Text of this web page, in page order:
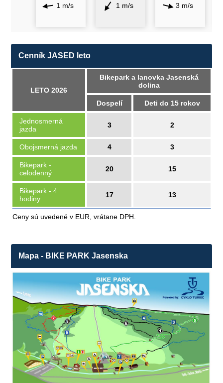
1 m/s 1 m/s 3 m/s
Cenník JASED leto
LETO 2026
Bikepark a lanovka Jasenská
dolina
Dospelí Deti do 15 rokov
Ceny sú uvedené v EUR, vrátane DPH.
Jednosmerná
jazda
3 2
Obojsmerná jazda 4 3
Bikepark -
celodenný
20 15
Bikepark - 4
hodiny
17 13
Mapa - BIKE PARK Jasenska